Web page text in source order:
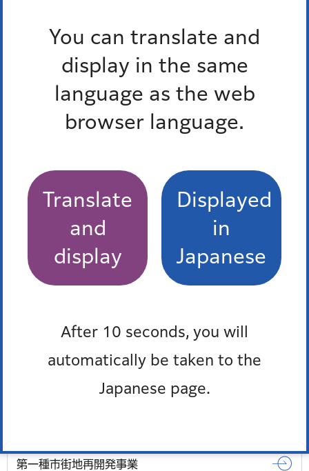
You can translate and
display in the same
language as the web
browser language.
Translate
and
display
Displayed
in
Japanese
After 10 seconds, you will
automatically be taken to the
Japanese page.
都市再生・市街地整備
最近チェックしたページ
所属課室：街づくり支援部開発指導課再開発担当
電話番号：
03-3578-2245
3人で会話ができます。
多言語対応三者通話サービス
第一種市街地再開発事業